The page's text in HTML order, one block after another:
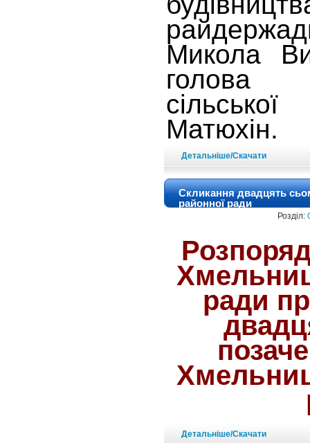
Микола
голова
Матюхін.
Детальніше/Скачати
Скликання двадцять
районної ради
Розділ:
ради
Детальніше/Скачати